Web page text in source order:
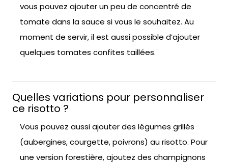
vous pouvez ajouter un peu de concentré de
tomate dans la sauce si vous le souhaitez. Au
moment de servir, il est aussi possible d’ajouter
quelques tomates confites taillées.
Quelles variations pour personnaliser
ce risotto ?
Vous pouvez aussi ajouter des légumes grillés
(aubergines, courgette, poivrons) au risotto. Pour
une version forestière, ajoutez des champignons